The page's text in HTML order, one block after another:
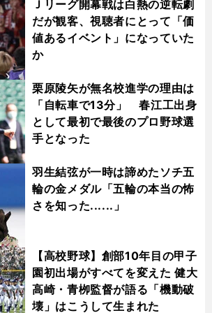
Ｊリーグ開幕戦は白熱の逆転劇
だが観客、視聴者にとって「価
値あるイベント」になっていた
か
栗原陵矢が無名校進学の理由は
「自転車で13分」 春江工出身
として最初で最後のプロ野球選
手となった
羽生結弦が一時は諦めたソチ五
輪の金メダル「五輪の本当の怖
さを知った......」
【高校野球】創部10年目の甲子
園初出場がすべてを変えた 健大
高崎・青栁監督が語る「機動破
壊」はこうして生まれた